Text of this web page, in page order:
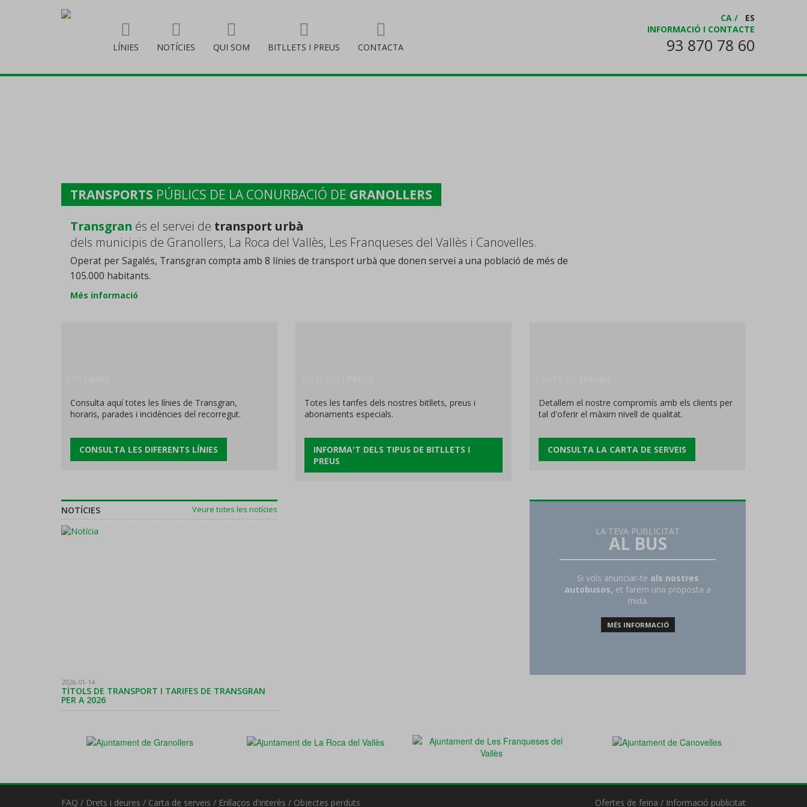
CA /
ES
INFORMACIÓ I CONTACTE
93 870 78 60
LÍNIES NOTÍCIES QUI SOM BITLLETS I PREUS CONTACTA
TRANSPORTS PÚBLICS DE LA CONURBACIÓ DE GRANOLLERS
Transgran és el servei de transport urbà
dels municipis de Granollers, La Roca del Vallès, Les Franqueses del Vallès i Canovelles.
Operat per Sagalés, Transgran compta amb 8 línies de transport urbà que donen servei a una població de més de
105.000 habitants.
Més informació
Consulta aquí totes les línies de Transgran,
horaris, parades i incidències del recorregut.
CONSULTA LES DIFERENTS LÍNIES
Totes les tarifes dels nostres bitllets, preus i
abonaments especials.
INFORMA'T DELS TIPUS DE BITLLETS I
PREUS
Detallem el nostre compromís amb els clients per
tal d'oferir el màxim nivell de qualitat.
CONSULTA LA CARTA DE SERVEIS
NOTÍCIES Veure totes les notícies
2026-01-14
TÍTOLS DE TRANSPORT I TARIFES DE TRANSGRAN
PER A 2026
LA TEVA PUBLICITAT
AL BUS
Si vols anunciar-te als nostres
autobusos, et farem una proposta a
mida.
MÉS INFORMACIÓ
FAQ / Drets i deures / Carta de serveis / Enllaços d'interès / Objectes perduts Ofertes de feina / Informació publicitat